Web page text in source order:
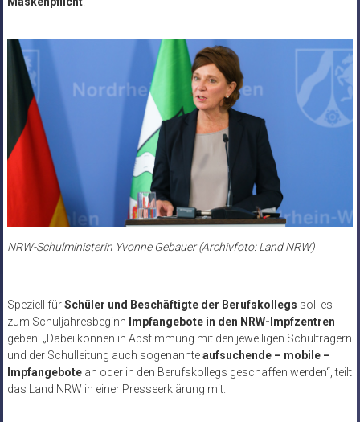
NRW-Schulministerin Yvonne Gebauer (Archivfoto: Land NRW)
Speziell fürSchüler und Beschäftigte der Berufskollegs soll es
zum Schuljahresbeginn Impfangebote in den NRW-Impfzentren
geben: „Dabei können in Abstimmung mit den jeweiligen Schulträgern
und der Schulleitung auch sogenannteaufsuchende – mobile –
Impfangebotean oder in den Berufskollegs geschaffen werden“, teilt
das Land NRW in einer Presseerklärung mit.